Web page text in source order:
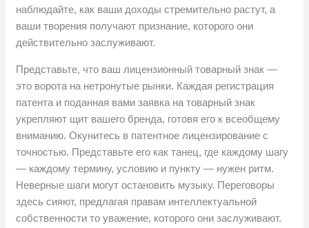
наблюдайте, как ваши доходы стремительно растут, а
ваши творения получают признание, которого они
действительно заслуживают.
Представьте, что ваш лицензионный товарный знак —
это ворота на нетронутые рынки. Каждая регистрация
патента и поданная вами заявка на товарный знак
укрепляют щит вашего бренда, готовя его к всеобщему
вниманию. Окунитесь в патентное лицензирование с
точностью. Представьте его как танец, где каждому шагу
— каждому термину, условию и пункту — нужен ритм.
Неверные шаги могут остановить музыку. Переговоры
здесь сияют, предлагая правам интеллектуальной
собственности то уважение, которого они заслуживают.